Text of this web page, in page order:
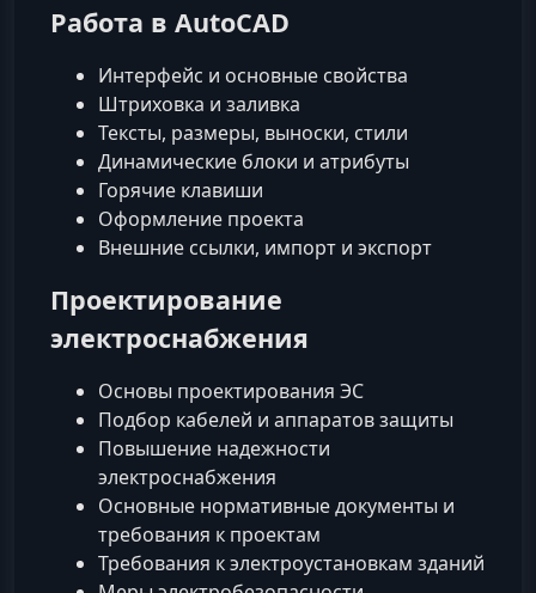
Работа в AutoCAD
Интерфейс и основные свойства
Штриховка и заливка
Тексты, размеры, выноски, стили
Динамические блоки и атрибуты
Горячие клавиши
Оформление проекта
Внешние ссылки, импорт и экспорт
Проектирование
электроснабжения
Основы проектирования ЭС
Подбор кабелей и аппаратов защиты
Повышение надежности
электроснабжения
Основные нормативные документы и
требования к проектам
Требования к электроустановкам зданий